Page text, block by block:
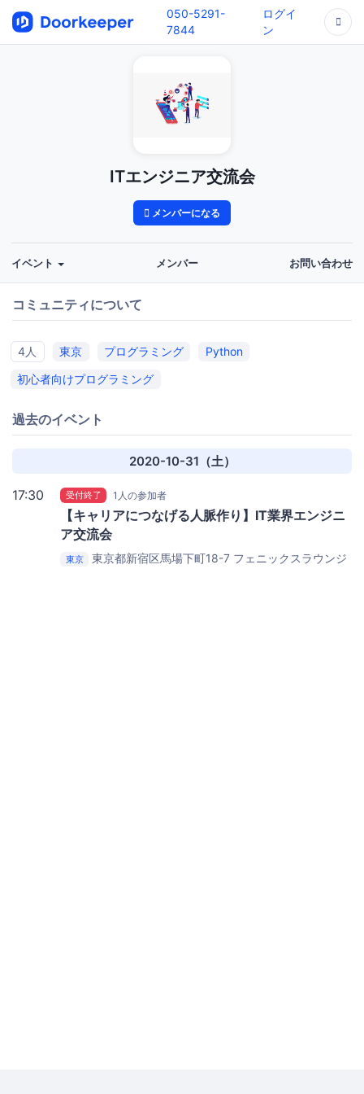
050-5291-
7844
ログイ
ン
ITエンジニア交流会
メンバーになる
イベント メンバー お問い合わせ
コミュニティについて
4人 東京 プログラミング
Python
初心者向けプログラミング
過去のイベント
2020-10-31（土）
17:30 受付終了 1人の参加者
【キャリアにつなげる人脈作り】IT業界エンジニ
ア交流会
東京 東京都新宿区馬場下町18-7 フェニックスラウンジ